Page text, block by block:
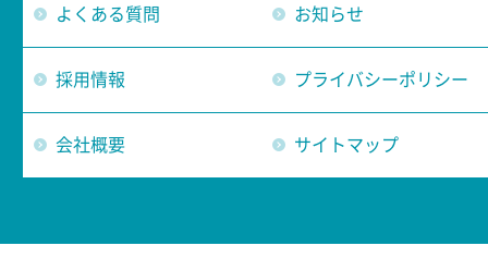
よくある質問 お知らせ
採用情報 プライバシーポリシー
会社概要 サイトマップ